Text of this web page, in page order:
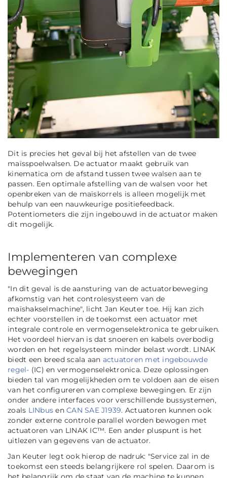
Dit is precies het geval bij het afstellen van de twee
maïsspoelwalsen. De actuator maakt gebruik van
kinematica om de afstand tussen twee walsen aan te
passen. Een optimale afstelling van de walsen voor het
openbreken van de maïskorrels is alleen mogelijk met
behulp van een nauwkeurige positiefeedback.
Potentiometers die zijn ingebouwd in de actuator maken
dit mogelijk.
Implementeren van complexe
bewegingen
"In dit geval is de aansturing van de actuatorbeweging
afkomstig van het controlesysteem van de
maïshakselmachine", licht Jan Keuter toe. Hij kan zich
echter voorstellen in de toekomst een actuator met
integrale controle en vermogenselektronica te gebruiken.
Het voordeel hiervan is dat snoeren en kabels overbodig
worden en het regelsysteem minder belast wordt. LINAK
biedt een breed scala aan actuatoren met ingebouwde
regel- (IC) en vermogenselektronica. Deze oplossingen
bieden tal van mogelijkheden om te voldoen aan de eisen
van het configureren van complexe bewegingen. Er zijn
onder andere interfaces voor verschillende bussystemen,
zoals LINbus en CAN SAE J1939. Actuatoren kunnen ook
zonder externe controle parallel worden bewogen met
actuatoren van LINAK IC™. Een ander pluspunt is het
uitlezen van gegevens van de actuator.
Jan Keuter legt ook hierop de nadruk: "Service zal in de
toekomst een steeds belangrijkere rol spelen. Daarom is